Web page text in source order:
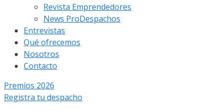
Revista Emprendedores
News ProDespachos
Entrevistas
Qué ofrecemos
Nosotros
Contacto
Premios 2026
Registra tu despacho